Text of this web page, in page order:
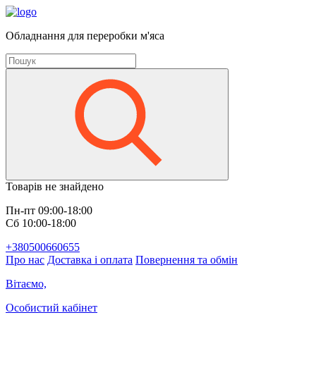
Обладнання для переробки м'яса
Товарів не знайдено
Пн-пт 09:00-18:00
Сб 10:00-18:00
+380500660655
Про нас Доставка і оплата Повернення та обмін
Вітаємо,
Особистий кабінет